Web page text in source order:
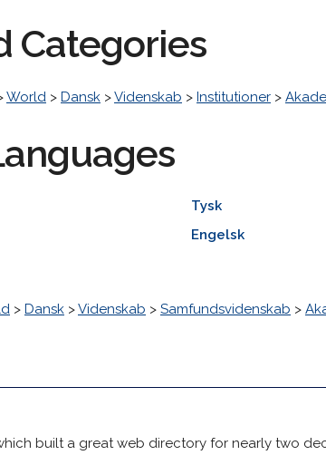
Categories
World > Dansk >Videnskab > Institutioner >
Tysk
Engelsk
> Dansk >Videnskab > Samfundsvidenskab >
built a great web directory for nearly two